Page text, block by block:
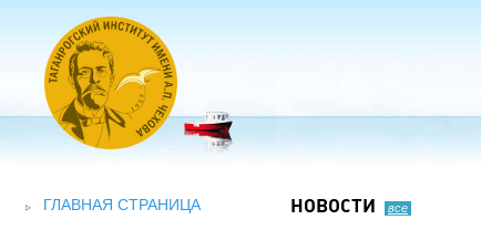
ГЛАВНАЯ СТРАНИЦА
НОВОСТИ все